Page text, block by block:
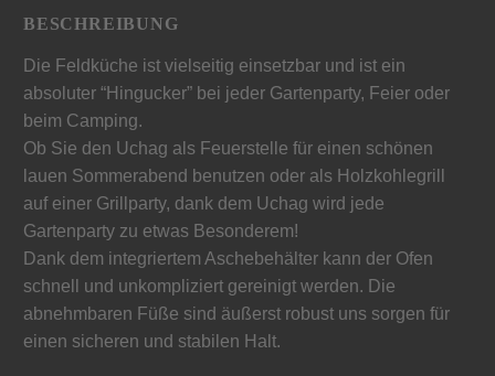
BESCHREIBUNG
Die Feldküche ist vielseitig einsetzbar und ist ein
absoluter “Hingucker” bei jeder Gartenparty, Feier oder
beim Camping.
Ob Sie den Uchag als Feuerstelle für einen schönen
lauen Sommerabend benutzen oder als Holzkohlegrill
auf einer Grillparty, dank dem Uchag wird jede
Gartenparty zu etwas Besonderem!
Dank dem integriertem Aschebehälter kann der Ofen
schnell und unkompliziert gereinigt werden. Die
abnehmbaren Füße sind äußerst robust uns sorgen für
einen sicheren und stabilen Halt.